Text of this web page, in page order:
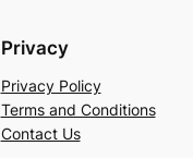
Privacy
Privacy Policy
Terms and Conditions
Contact Us